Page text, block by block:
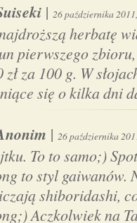
| 26 października
herbatę
pierwszego
zł za 100 g. W
się o kilka dni
| 26 października
To to samo;)
to styl gaiwanów.
shiboridashi,
Aczkolwiek na